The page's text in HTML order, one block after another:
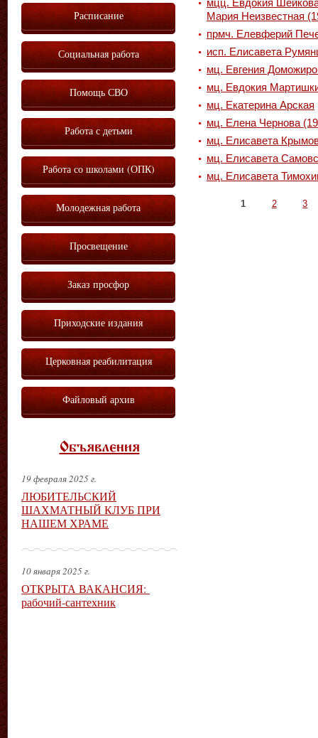
мцц. Евдокия
Мария Неизвестная
прмч. Елевферий
исп. Елисавета
мц. Евгения
мц. Евдокия
мц. Екатерина Арская
мц. Елена Чернова
мц. Елисавета
мц. Елисавета
мц. Елисавета
1 2 3
Расписание
Социальная работа
Помощь СВО
Работа с детьми
Работа со школами (ОПК)
Молодежная работа
Просвещение
Заказ просфор
Приходские издания
Церковная реабилитация
Файловый архив
Объявления
19 февраля 2025 г.
ЛЮБИТЕЛЬСКИЙ
ШАХМАТНЫЙ КЛУБ ПРИ
НАШЕМ ХРАМЕ
10 января 2025 г.
ОТКРЫТА ВАКАНСИЯ:
рабочий-сантехник